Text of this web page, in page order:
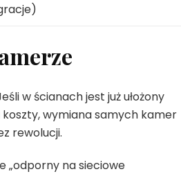
w ścianach jest już ułożony
wymiana samych kamer
rewolucji.
„odporny na sieciowe